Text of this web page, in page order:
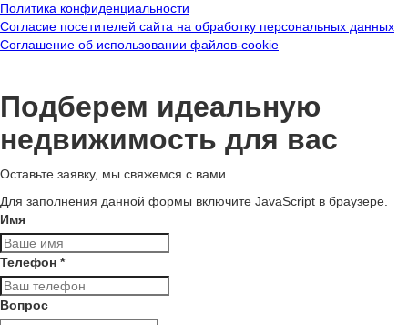
Политика конфиденциальности
Согласие посетителей сайта на обработку персональных данных
Соглашение об использовании файлов-cookie
Подберем идеальную
недвижимость для вас
Оставьте заявку, мы свяжемся с вами
Для заполнения данной формы включите JavaScript в браузере.
Имя
Телефон *
Вопрос